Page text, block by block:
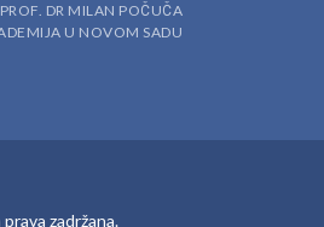
PROF. DR MILAN POČUČA
U NOVOM SADU
prava zadržana.